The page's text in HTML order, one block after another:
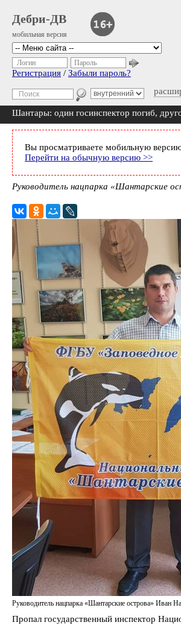
Дебри-ДВ
мобильная версия
Логин Пароль
Регистрация / Забыли пароль?
Шантары: один госинспектор погиб,
Вы просматриваете мобильную
Перейти на обычную версию >>
Руководитель нацпарка «Шантарские
Руководитель нацпарка «Шантарские острова» Иван
Пропал государственный инспектор